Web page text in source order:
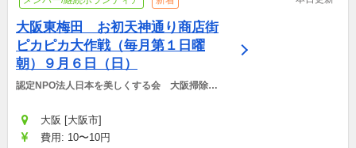
大阪東梅田　お初天神通り商店街
ピカピカ大作戦（毎月第１日曜
朝）９月６日（日）
認定NPO法人日本を美しくする会　大阪掃除に
大阪 [大阪市]
費用: 10〜10円